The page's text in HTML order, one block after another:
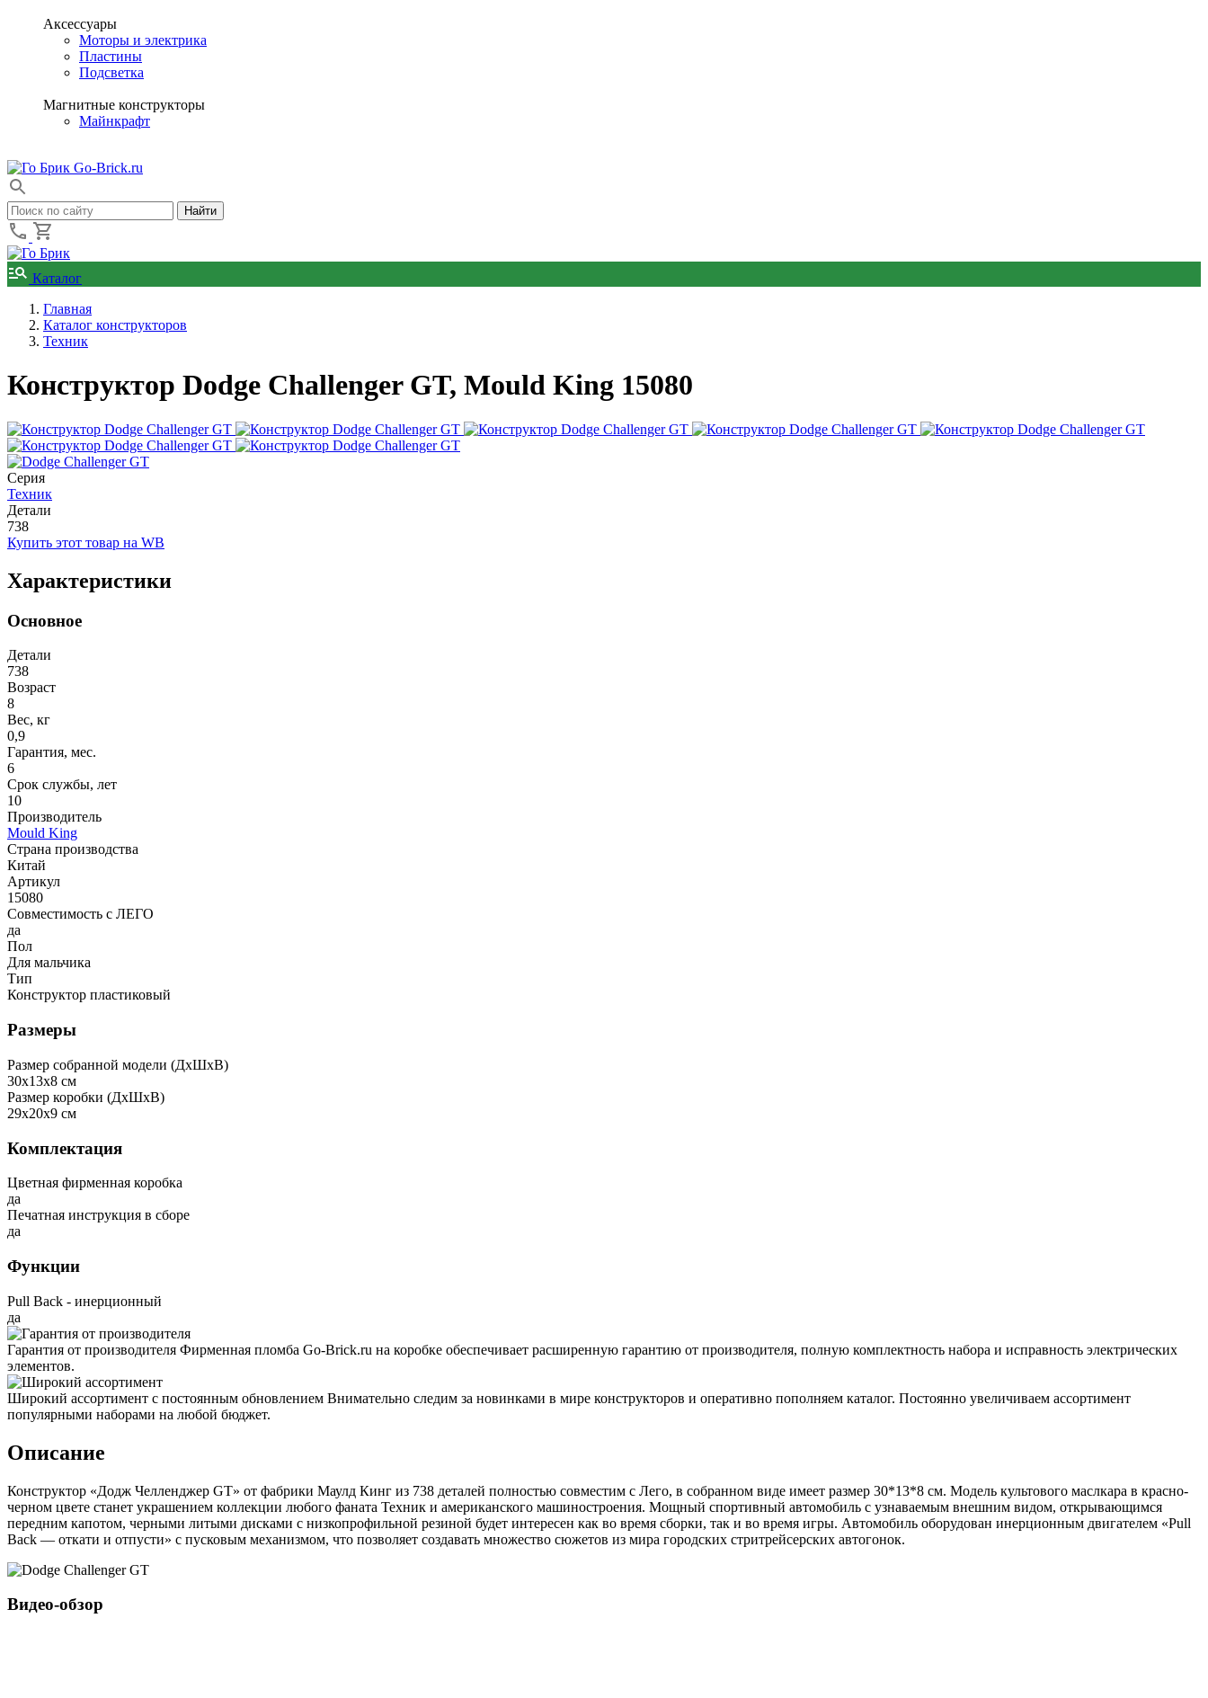
Аксессуары
Моторы и электрика
Пластины
Подсветка
Магнитные конструкторы
Майнкрафт
Go-Brick.ru
Каталог
Главная
Каталог конструкторов
Техник
Конструктор Dodge Challenger GT, Mould King 15080
Серия
Техник
Детали
738
Купить этот товар на WB
Характеристики
Основное
Детали
738
Возраст
8
Вес, кг
0,9
Гарантия, мес.
6
Срок службы, лет
10
Производитель
Mould King
Страна производства
Китай
Артикул
15080
Совместимость с ЛЕГО
да
Пол
Для мальчика
Тип
Конструктор пластиковый
Размеры
Размер собранной модели (ДxШxВ)
30x13x8 см
Размер коробки (ДxШxВ)
29x20x9 см
Комплектация
Цветная фирменная коробка
да
Печатная инструкция в сборе
да
Функции
Pull Back - инерционный
да
Гарантия от производителя Фирменная пломба Go-Brick.ru на коробке обеспечивает расширенную гарантию от производителя, полную комплектность набора и исправность электрических
элементов.
Широкий ассортимент с постоянным обновлением Внимательно следим за новинками в мире конструкторов и оперативно пополняем каталог. Постоянно увеличиваем ассортимент
популярными наборами на любой бюджет.
Описание
Конструктор «Додж Челленджер GT» от фабрики Маулд Кинг из 738 деталей полностью совместим с Лего, в собранном виде имеет размер 30*13*8 см. Модель культового маслкара в красно-
черном цвете станет украшением коллекции любого фаната Техник и американского машиностроения. Мощный спортивный автомобиль с узнаваемым внешним видом, открывающимся
передним капотом, черными литыми дисками с низкопрофильной резиной будет интересен как во время сборки, так и во время игры. Автомобиль оборудован инерционным двигателем «Pull
Back — откати и отпусти» с пусковым механизмом, что позволяет создавать множество сюжетов из мира городских стритрейсерских автогонок.
Видео-обзор